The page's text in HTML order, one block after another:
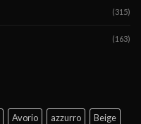
(315)
(163)
Avorio azzurro
Beige